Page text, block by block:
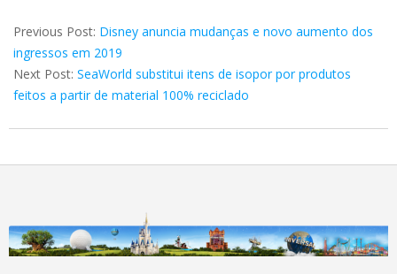
03-
14
Previous Post: Disney anuncia mudanças e novo aumento dos
ingressos em 2019
Next Post: SeaWorld substitui itens de isopor por produtos
feitos a partir de material 100% reciclado